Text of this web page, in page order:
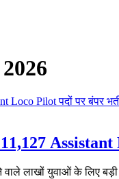
Assistant
वाले लाखों युवाओं के लिए